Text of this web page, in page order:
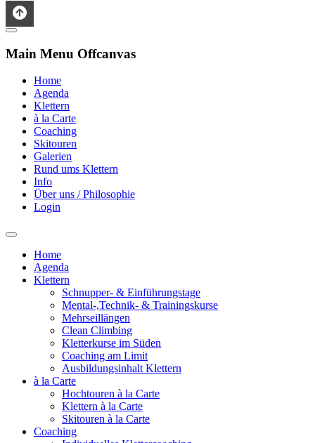
Main Menu Offcanvas
Home
Agenda
Klettern
à la Carte
Coaching
Skitouren
Galerien
Rund ums Klettern
Info
Über uns / Philosophie
Login
Home
Agenda
Klettern
Schnupper- & Einführungstage
Mental-,Technik- & Trainingskurse
Mehrseillängen
Clean Climbing
Kletterkurse im Süden
Coaching am Limit
Ausbildungsinhalt Klettern
à la Carte
Hochtouren à la Carte
Klettern à la Carte
Skitouren à la Carte
Coaching